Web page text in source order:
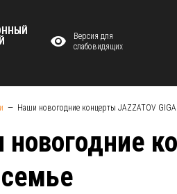
Версия для
слабовидящих
Наши новогодние концерты JAZZATOV